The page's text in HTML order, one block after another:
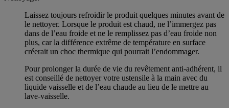
Laissez toujours refroidir le produit quelques minutes avant de
le nettoyer. Lorsque le produit est chaud, ne l’immergez pas
dans de l’eau froide et ne le remplissez pas d’eau froide non
plus, car la différence extrême de température en surface
créerait un choc thermique qui pourrait l’endommager.
Pour prolonger la durée de vie du revêtement anti-adhérent, il
est conseillé de nettoyer votre ustensile à la main avec du
liquide vaisselle et de l’eau chaude au lieu de le mettre au
lave-vaisselle.